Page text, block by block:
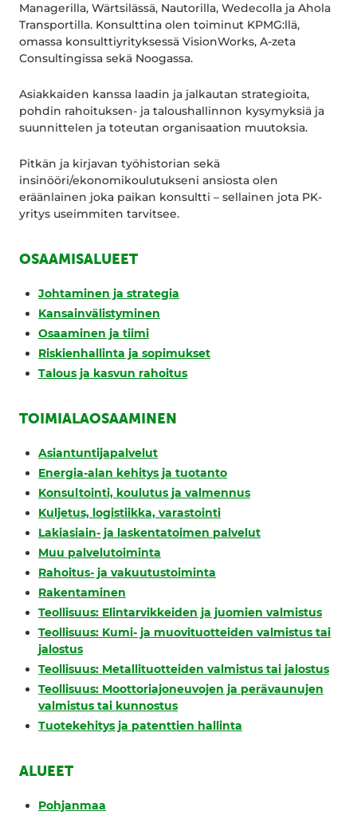
Managerilla, Wärtsilässä, Nautorilla, Wedecolla ja Ahola
Transportilla. Konsulttina olen toiminut KPMG:llä,
omassa konsulttiyrityksessä VisionWorks, A-zeta
Consultingissa sekä Noogassa.
Asiakkaiden kanssa laadin ja jalkautan strategioita,
pohdin rahoituksen- ja taloushallinnon kysymyksiä ja
suunnittelen ja toteutan organisaation muutoksia.
Pitkän ja kirjavan työhistorian sekä
insinööri/ekonomikoulutukseni ansiosta olen
eräänlainen joka paikan konsultti – sellainen jota PK-
yritys useimmiten tarvitsee.
OSAAMISALUEET
Johtaminen ja strategia
Kansainvälistyminen
Osaaminen ja tiimi
Riskienhallinta ja sopimukset
Talous ja kasvun rahoitus
TOIMIALAOSAAMINEN
Asiantuntijapalvelut
Energia-alan kehitys ja tuotanto
Konsultointi, koulutus ja valmennus
Kuljetus, logistiikka, varastointi
Lakiasiain- ja laskentatoimen palvelut
Muu palvelutoiminta
Rahoitus- ja vakuutustoiminta
Rakentaminen
Teollisuus: Elintarvikkeiden ja juomien valmistus
Teollisuus: Kumi- ja muovituotteiden valmistus tai
jalostus
Teollisuus: Metallituotteiden valmistus tai jalostus
Teollisuus: Moottoriajoneuvojen ja perävaunujen
valmistus tai kunnostus
Tuotekehitys ja patenttien hallinta
ALUEET
Pohjanmaa